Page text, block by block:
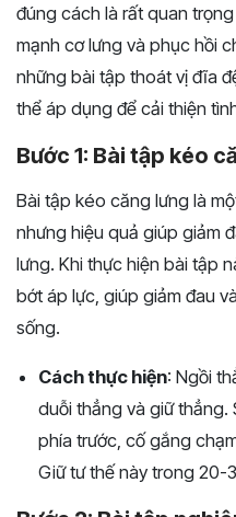
đúng cách là rất quan
mạnh cơ lưng và phục hồi
những bài tập thoát vị đĩa
thể áp dụng để cải thiện
Bước 1: Bài tập kéo
Bài tập kéo căng lưng là
nhưng hiệu quả giúp giảm
lưng. Khi thực hiện bài tập
bớt áp lực, giúp giảm đau
sống.
Cách thực hiện: Ngồi
duỗi thẳng và giữ thẳng.
phía trước, cố gắng
Giữ tư thế này trong 20-